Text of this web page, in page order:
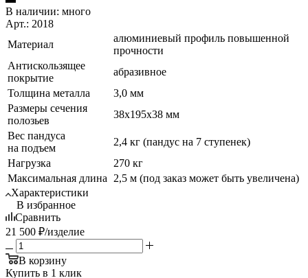
В наличии: много
Арт.: 2018
Материал
алюминиевый профиль повышенной
прочности
Антискользящее
покрытие
абразивное
Толщина металла
3,0 мм
Размеры сечения
полозьев
38х195х38 мм
Вес пандуса
на подъем
2,4 кг (пандус на 7 ступенек)
Нагрузка
270 кг
Максимальная длина
2,5 м (под заказ может быть увеличена)
Характеристики
В избранное
Сравнить
21 500 ₽/изделие
В корзину
Купить в 1 клик